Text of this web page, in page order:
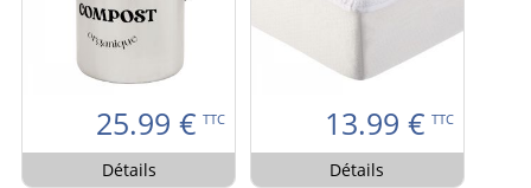
25.99 € TTC
Détails
13.99 € TTC
Détails